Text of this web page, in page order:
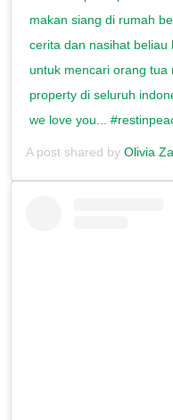
makan siang di rumah
cerita dan nasihat beliau
untuk mencari orang tua
property di seluruh
we love you...
A post shared by Olivia